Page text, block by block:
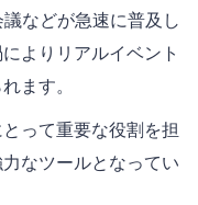
などが急速に普及し
よりリアルイベント
ます。
って重要な役割を担
なツールとなってい